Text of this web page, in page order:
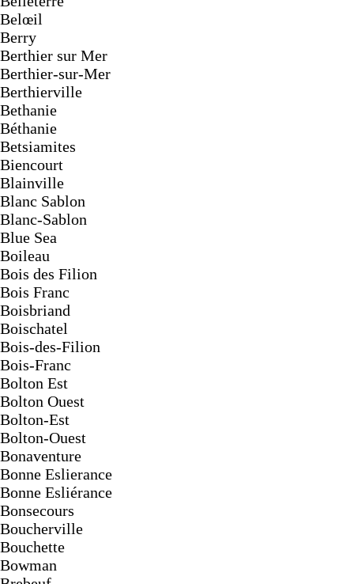
Belœil
Berry
Berthier sur Mer
Berthier-sur-Mer
Berthierville
Bethanie
Béthanie
Betsiamites
Biencourt
Blainville
Blanc Sablon
Blanc-Sablon
Blue Sea
Boileau
Bois des Filion
Bois Franc
Boisbriand
Boischatel
Bois-des-Filion
Bois-Franc
Bolton Est
Bolton Ouest
Bolton-Est
Bolton-Ouest
Bonaventure
Bonne Eslierance
Bonne Esliérance
Bonsecours
Boucherville
Bouchette
Bowman